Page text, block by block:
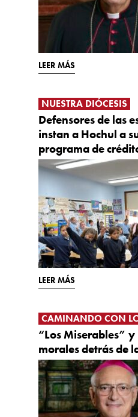
LEER MÁS
NUESTRA DIÓCESIS
Defensores de las
instan a Hochul a
programa de
LEER MÁS
CAMINANDO CON
“Los Miserables”
morales detrás de